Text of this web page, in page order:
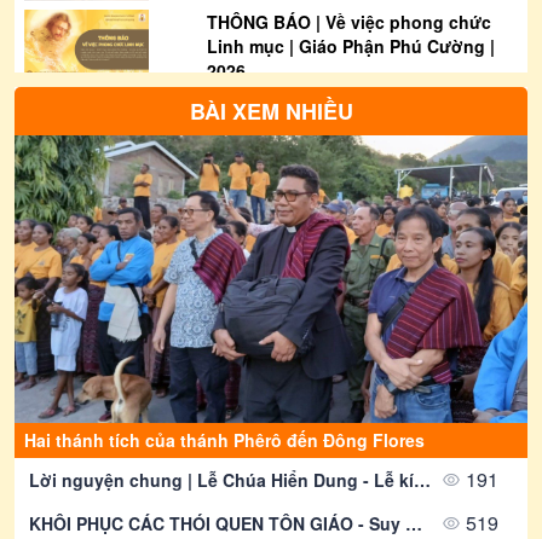
THÔNG BÁO | Về việc phong chức
Linh mục | Giáo Phận Phú Cường |
2026
07/08/2026 3970
THƯ THÔNG BÁO: Về việc tham gia
bầu cử Đại biểu Quốc hội khóa XVI
và Đại biểu Hội đồng nhân dân các
cấp nhiệm kỳ 2026-2031
07/08/2026 1292
Thông Báo | Thư Rao Phong Chức
Linh Mục Khoá 20 | Giáo Phận Phú
Cường
07/08/2026 2050
Thông Báo | Về việc Truyền Chức
Phó tế Khoá 21 | Giáo Phận Phú
Cường
07/08/2026 2669
Thông Báo | Thánh lễ Bế mạc Năm
Thánh 2025 tại Giáo phận Phú
07/08/2026 1257
BÀI XEM NHIỀU
Hai thánh tích của thánh Phêrô đến Đông Flores
Lời nguyện chung | Lễ Chúa Hiển Dung - Lễ kính | Giáo Phận Phú Cường
191
KHÔI PHỤC CÁC THÓI QUEN TÔN GIÁO - Suy Niệm Lời Chúa | Thứ Ba Sau Chúa Nhật Tuần XVIII Mùa Thường niên | Mt 15, 1-2. 10-14 | Lm Gioan Lê Quang Tuyến 519